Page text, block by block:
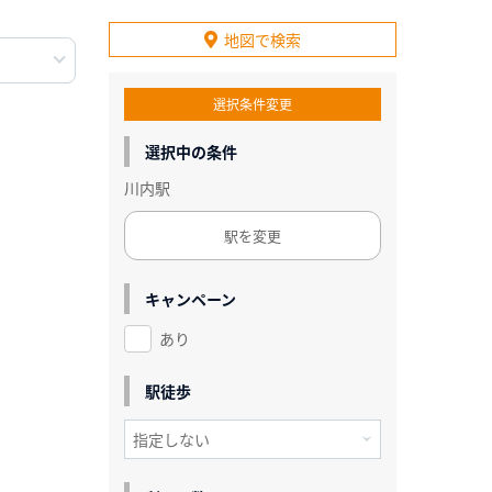
地図で検索
選択条件変更
選択中の条件
川内駅
駅を変更
キャンペーン
あり
駅徒歩